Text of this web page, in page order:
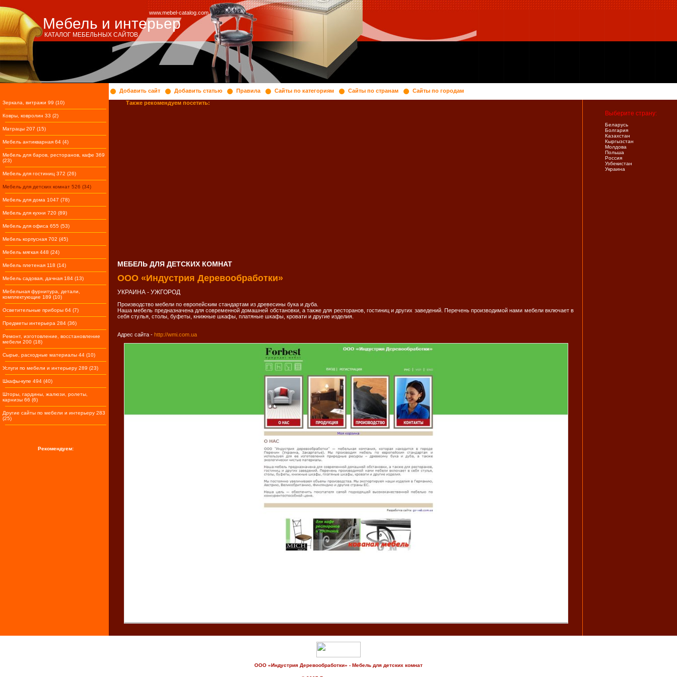
Мебель и интерьер
www.mebel-catalog.com
КАТАЛОГ МЕБЕЛЬНЫХ САЙТОВ
Зеркала, витражи 99 (10)
Ковры, ковролин 33 (2)
Матрацы 207 (15)
Мебель антикварная 64 (4)
Мебель для баров, ресторанов, кафе 369
(23)
Мебель для гостиниц 372 (26)
Мебель для детских комнат 526 (34)
Мебель для дома 1047 (78)
Мебель для кухни 720 (89)
Мебель для офиса 655 (53)
Мебель корпусная 702 (45)
Мебель мягкая 448 (24)
Мебель плетеная 118 (14)
Мебель садовая, дачная 184 (13)
Мебельная фурнитура, детали,
комплектующие 189 (10)
Осветительные приборы 64 (7)
Предметы интерьера 284 (36)
Ремонт, изготовление, восстановление
мебели 200 (18)
Сырье, расходные материалы 44 (10)
Услуги по мебели и интерьеру 289 (23)
Шкафы-купе 494 (40)
Шторы, гардины, жалюзи, ролеты,
карнизы 66 (6)
Другие сайты по мебели и интерьеру 283
(25)
Рекомендуем:
Добавить сайт Добавить статью Правила Сайты по категориям Сайты по странам
Сайты по городам
Также рекомендуем посетить:
МЕБЕЛЬ ДЛЯ ДЕТСКИХ КОМНАТ
ООО «Индустрия Деревообработки»
УКРАИНА - УЖГОРОД
Производство мебели по европейским стандартам из древесины бука и дуба.
Наша мебель предназначена для современной домашней обстановки, а также для ресторанов, гостиниц и других заведений. Перечень производимой нами мебели включает в
себя стулья, столы, буфеты, книжные шкафы, платяные шкафы, кровати и другие изделия.
Адрес сайта - http://wmi.com.ua
Выберите страну:
Беларусь
Болгария
Казахстан
Кыргызстан
Молдова
Польша
Россия
Узбекистан
Украина
ООО «Индустрия Деревообработки» - Мебель для детских комнат